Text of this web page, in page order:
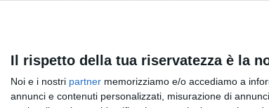
Il rispetto della tua riservatezza è la
Noi e i nostri partner memorizziamo e/o accediamo a
annunci e contenuti personalizzati, misurazione di
Società partecipante al gruppo IVA
Società sottoposta a direzione e
del gruppo 03831150366 e Codice Fiscale
Direttore Sanitario:Dott. Paolo Masperi